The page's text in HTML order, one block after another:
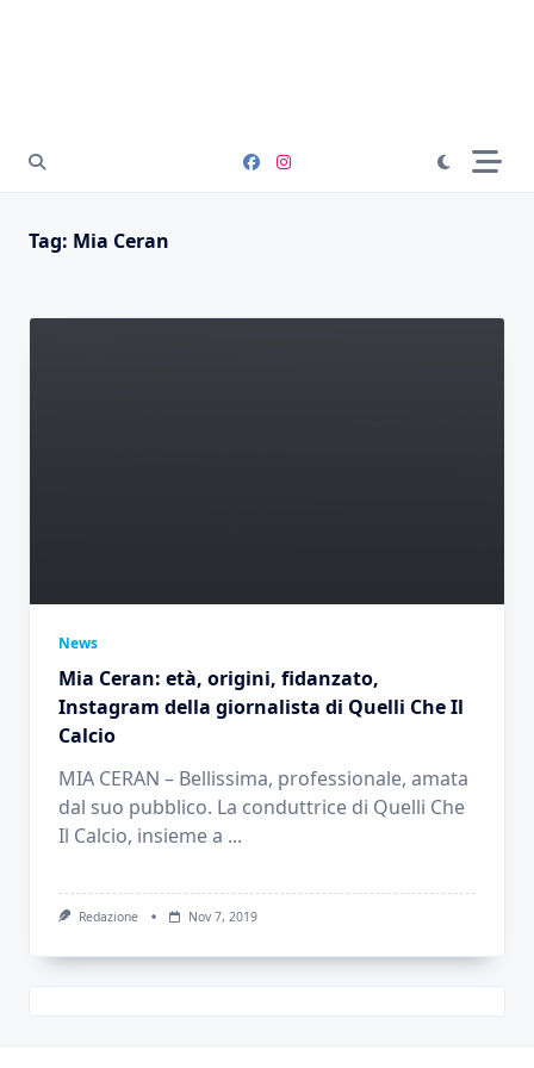
Tag: Mia Ceran
News
Mia Ceran: età, origini, fidanzato,
Instagram della giornalista di Quelli Che Il
Calcio
MIA CERAN – Bellissima, professionale, amata
dal suo pubblico. La conduttrice di Quelli Che
Il Calcio, insieme a ...
Redazione Nov 7, 2019